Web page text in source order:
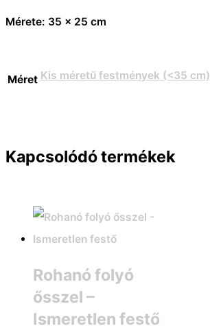
Mérete: 35 x 25 cm
Méret Kis méretű festmények (<35 cm)
Kapcsolódó termékek
Rohanó folyó
ősszel –
Ismeretlen festő